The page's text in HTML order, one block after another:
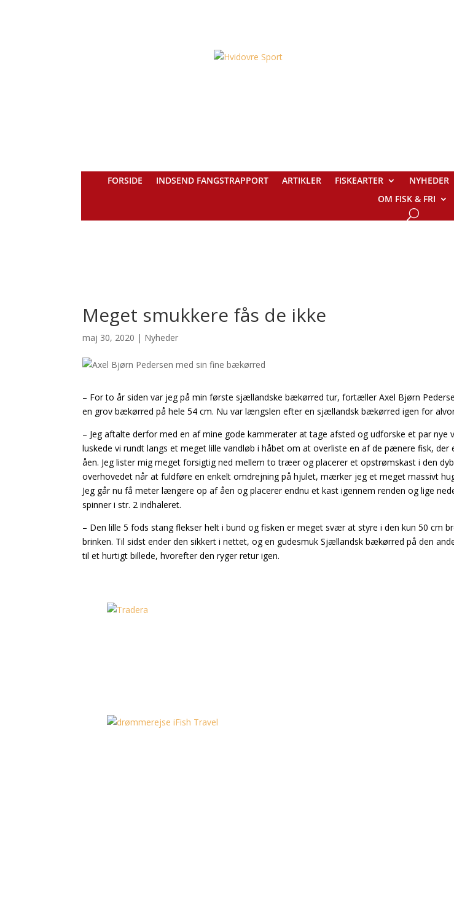
FORSIDE INDSEND FANGSTRAPPORT ARTIKLER FISKEARTER NYHEDER
OM FISK & FRI
Meget smukkere fås de ikke
maj 30, 2020 | Nyheder
– For to år siden var jeg på min første sjællandske bækørred tur, fortæller Axel Bjørn
en grov bækørred på hele 54 cm. Nu var længslen efter en sjællandsk bækørred igen for
– Jeg aftalte derfor med en af mine gode kammerater at tage afsted og udforske et par nye
luskede vi rundt langs et meget lille vandløb i håbet om at overliste en af de pænere fisk, der
åen. Jeg lister mig meget forsigtig ned mellem to træer og placerer et opstrømskast i den
overhovedet når at fuldføre en enkelt omdrejning på hjulet, mærker jeg et meget massivt
Jeg går nu få meter længere op af åen og placerer endnu et kast igennem renden og lige
spinner i str. 2 indhaleret.
– Den lille 5 fods stang flekser helt i bund og fisken er meget svær at styre i den kun 50 cm
brinken. Til sidst ender den sikkert i nettet, og en gudesmuk Sjællandsk bækørred på den
til et hurtigt billede, hvorefter den ryger retur igen.